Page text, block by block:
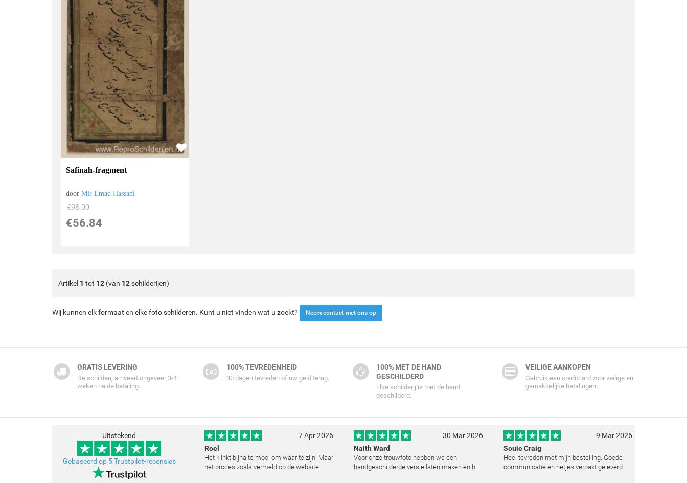
Safinah-fragment
doorMir Emad Hassani
€98.00
€56.84
Artikel 1 tot 12 (van 12schilderijen)
Wij kunnen elk formaat en elke foto schilderen. Kunt u niet vinden wat u zoekt? Neem contact met ons op
GRATIS LEVERING
De schilderij arriveert ongeveer 3-4
weken na de betaling.
100% TEVREDENHEID
30 dagen tevreden of uw geld terug.
100% MET DE HAND
GESCHILDERD
Elke schilderij is met de hand
geschilderd.
VEILIGE AANKOPEN
Gebruik een creditcard voor veilige en
gemakkelijke betalingen.
Uitstekend
Gebaseerd op 5 Trustpilot-recensies
7 Apr 2026
Roel
Het klinkt bijna te mooi om waar te zijn. Maar
het proces zoals vermeld op de website
30 Mar 2026
Naith Ward
Voor onze trouwfoto hebben we een
handgeschilderde versie laten maken en het
9 Mar 2026
Souie Craig
Heel tevreden met mijn bestelling. Goede
communicatie en netjes verpakt geleverd.